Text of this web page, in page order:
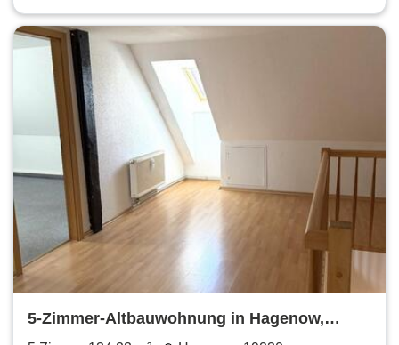
5-Zimmer-Altbauwohnung in Hagenow,